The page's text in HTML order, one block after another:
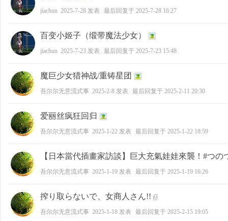
jiachun 2025-7-28 发表 最后回复于 2025-7-28 16:27
百变小姬子（缎带魔法少女）
jiachun 2025-7-23 发表 最后回复于 2025-7-23 15:48
魔巨少女猎神战/重铸星团
吾尔尔无意流式事 2025-2-8 发表 最后回复于 2025-2-11 20:30
爱丽丝疯狂回归
吾尔尔无意流式事 2025-1-22 发表 最后回复于 2025-1-22 18:59
【日本當代插畫家訪談】巨大充氣娃娃來襲！#つの
吾尔尔无意流式事 2025-1-19 发表 最后回复于 2025-1-19 16:26
搾り取らないで、女商人さん!!
吾尔尔无意流式事 2025-1-18 发表 最后回复于 2025-2-15 19:05